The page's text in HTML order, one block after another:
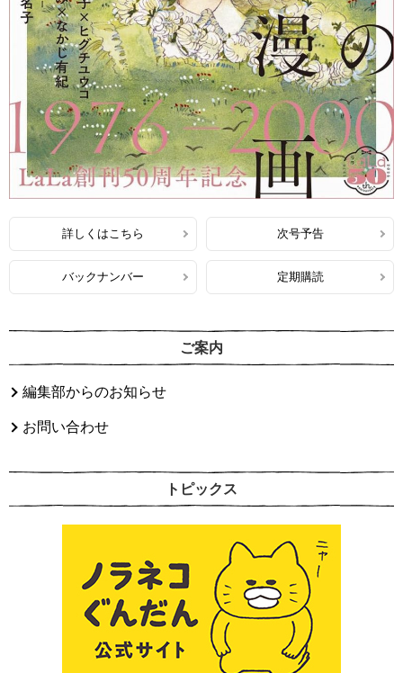
詳しくはこちら 次号予告
バックナンバー 定期購読
ご案内
編集部からのお知らせ
お問い合わせ
トピックス